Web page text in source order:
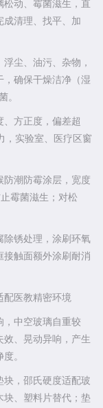
松动、霉菌滋生，直
成清理、找平、加
尘、油污、杂物，
，确保干燥洁净（湿
。
方正度，偏差超
，实验室、医疗区窗
防潮防霉涂层，宽度
霉菌滋生；对松
除锈处理，涂刷环氧
接触面额外涂刷耐消
配医教精密环境
，中空玻璃自重较
效、晃动异响，产生
。
块，邵氏硬度适配玻
块、塑料片替代；垫